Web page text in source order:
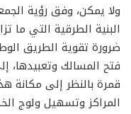
ولا يمكن، وفق رؤية
البنية الطرقية التي ما
فتح المسالك وتعبيدها،
قمرة بالنظر إلى مكانة
المراكز وتسهيل ولوج